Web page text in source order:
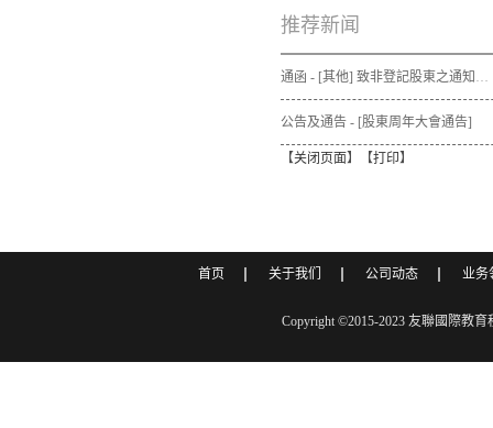
推荐新闻
通函 - [其他] 致非登記股東之通知信函及申請表格 - 通函連同股東週年大會通告及代表委任表格之發佈通知
公告及通告 - [股東周年大會通告]
【关闭页面】【打印】
首页 关于我们 公司动态 业务
Copyright ©2015-2023 友聯國際教